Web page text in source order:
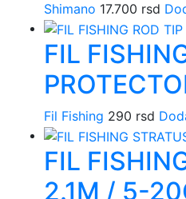
Shimano 17.700 rsd
FIL
Fil Fishing 290 rsd
FIL
2.1M / 5-